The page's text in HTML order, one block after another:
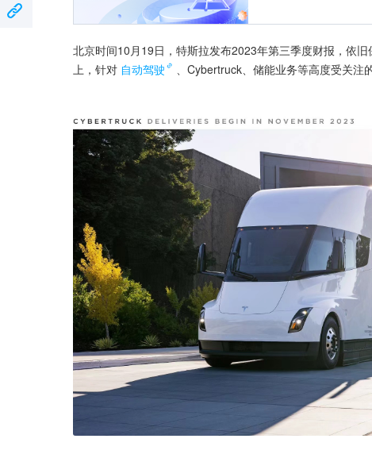
北京时间10月19日，特斯拉发布2023年第三季度财报，依
上，针对 自动驾驶 、Cybertruck、储能业务等高度受关注